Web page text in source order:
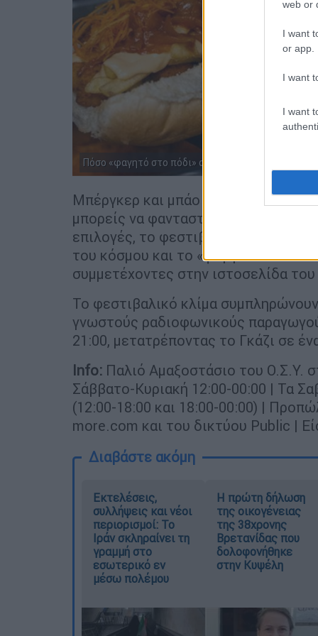
web or
I want
or app.
I want
I want
Πόσο «φαγητό στο πόδι» αντέχεις;
Μπέργκερ και μπάο μπαν, lobster roll
μπορείς να φανταστείς, από
επιλογές, το φεστιβάλ υπόσχεται
του κόσμου και το «φαγητό στο
συμμετέχοντες στην ιστοσελίδα
Το φεστιβαλικό κλίμα
γνωστούς ραδιοφωνικούς
21:00, μετατρέποντας το Γκάζι σε
Info: Παλιό Αμαξοστάσιο του Ο.Σ.Υ.
Σάββατο-Κυριακή 12:00-00:00 | Τα
(12:00-18:00 και 18:00-00:00) |
more.com και του δικτύου Public |
Διαβάστε ακόμη
Εκτελέσεις,
συλλήψεις και νέοι
περιορισμοί: Το
Ιράν σκληραίνει τη
γραμμή στο
εσωτερικό εν
μέσω πολέμου
Η πρώτη δήλωση
της οικογένειας
της 38χρονης
Βρετανίδας που
δολοφονήθηκε
στην Κυψέλη